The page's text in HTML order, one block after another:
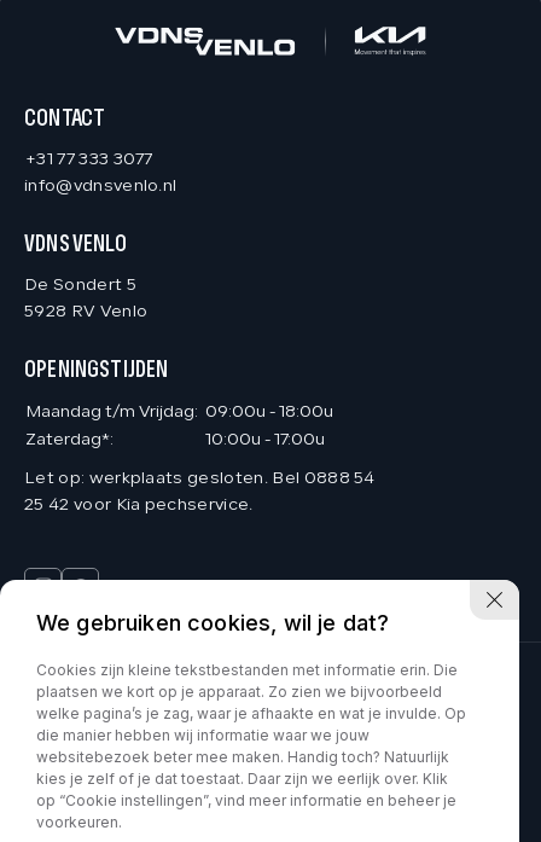
CONTACT
+31 77 333 3077
info@vdnsvenlo.nl
VDNS VENLO
De Sondert 5
5928 RV Venlo
OPENINGSTIJDEN
Maandag t/m Vrijdag: 09:00u - 18:00u
Zaterdag*:
10:00u - 17:00u
Let op: werkplaats gesloten. Bel 0888 54
25 42 voor Kia pechservice.
Deinum Venlo is onderdeel van Kia VDNS
Car Movement is onderdeel van Kia VDNS
KVK : 60070897 Privacy policy
We gebruiken cookies, wil je dat?
Cookies zijn kleine tekstbestanden met informatie erin. Die
plaatsen we kort op je apparaat. Zo zien we bijvoorbeeld
welke pagina’s je zag, waar je afhaakte en wat je invulde. Op
die manier hebben wij informatie waar we jouw
websitebezoek beter mee maken. Handig toch? Natuurlijk
kies je zelf of je dat toestaat. Daar zijn we eerlijk over. Klik
op “Cookie instellingen”, vind meer informatie en beheer je
voorkeuren.